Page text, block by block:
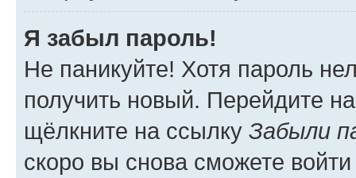
Я забыл пароль!
Не паникуйте! Хотя пароль
получить новый. Перейдите
щёлкните на ссылку Забыли
скоро вы снова сможете